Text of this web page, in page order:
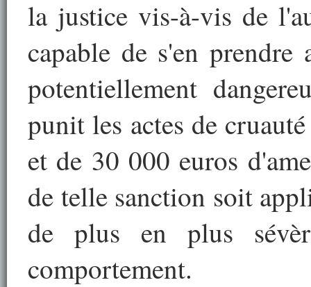
la justice vis-à-vis de
capable de s'en
potentiellement
punit les actes de
et de 30 000 euros
de telle sanction soit
de plus en plus
comportement.